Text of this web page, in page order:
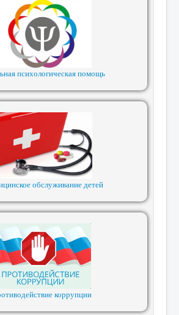
психологическая помощь
обслуживание детей
коррупции